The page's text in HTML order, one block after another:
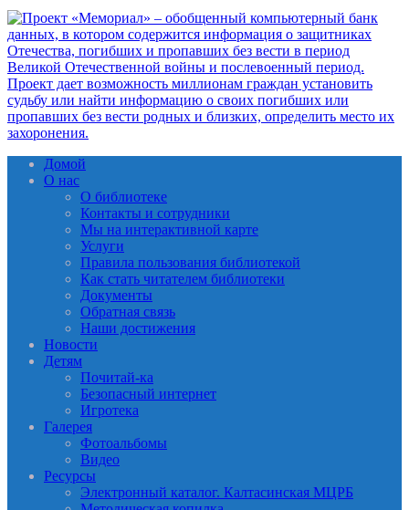
Домой
О нас
О библиотеке
Контакты и сотрудники
Мы на интерактивной карте
Услуги
Правила пользования библиотекой
Как стать читателем библиотеки
Документы
Обратная связь
Наши достижения
Новости
Детям
Почитай-ка
Безопасный интернет
Игротека
Галерея
Фотоальбомы
Видео
Ресурсы
Электронный каталог. Калтасинская МЦРБ